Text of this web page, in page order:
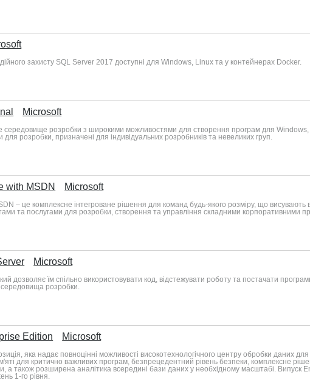
захисту SQL Server 2017 доступні для Windows, Linux та у контейнерах Docker.
Microsoft
середовище розробки з широкими можливостями для створення програм для Windows,
розробки, призначені для індивідуальних розробників та невеликих груп.
with MSDN Microsoft
– це комплексне інтегроване рішення для команд будь-якого розміру, що висувають
та послугами для розробки, створення та управління складними корпоративними
Microsoft
дозволяє їм спільно використовувати код, відстежувати роботу та постачати
середовища розробки.
Edition Microsoft
яка надає повноцінні можливості високотехнологічного центру обробки даних
для критично важливих програм, безпрецедентний рівень безпеки, комплексне
а також розширена аналітика всередині бази даних у необхідному масштабі. Випуск
1-го рівня.